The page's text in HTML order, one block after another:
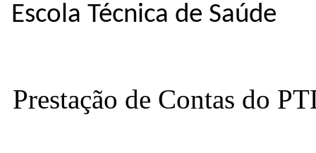
Escola Técnica de Saúde
Prestação de Contas do